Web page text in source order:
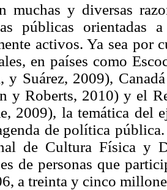
muchas y diversas
públicas orientadas
activos. Ya sea por
en países como
y Suárez, 2009),
y Roberts, 2010) y el
2009), la temática del
de política
de Cultura Física y
de personas que
a treinta y cinco